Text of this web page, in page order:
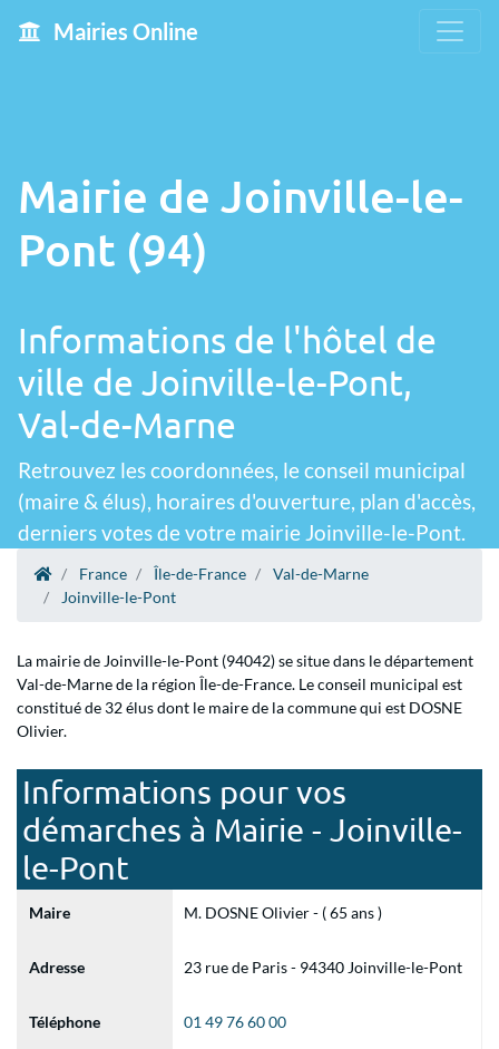
Mairies Online
Mairie de Joinville-le-
Pont (94)
Informations de l'hôtel de
ville de Joinville-le-Pont,
Val-de-Marne
Retrouvez les coordonnées, le conseil municipal
(maire & élus), horaires d'ouverture, plan d'accès,
derniers votes de votre mairie Joinville-le-Pont.
France Île-de-France
Val-de-Marne
Joinville-le-Pont
La mairie de Joinville-le-Pont (94042) se situe dans le département
Val-de-Marne de la région Île-de-France. Le conseil municipal est
constitué de 32 élus dont le maire de la commune qui est DOSNE
Olivier.
Informations pour vos
démarches à Mairie - Joinville-
le-Pont
Maire M. DOSNE Olivier - ( 65 ans )
Adresse 23 rue de Paris - 94340 Joinville-le-Pont
Téléphone 01 49 76 60 00